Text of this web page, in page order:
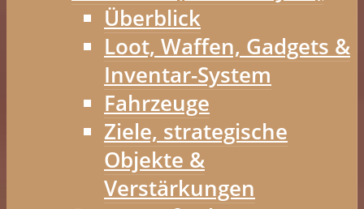
Überblick
Loot, Waffen, Gadgets &
Inventar-System
Fahrzeuge
Ziele, strategische
Objekte &
Verstärkungen